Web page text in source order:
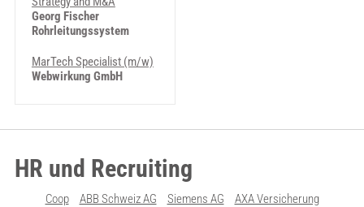
Georg Fischer
Rohrleitungssystem
MarTech Specialist (m/w)
Webwirkung GmbH
HR und Recruiting
Coop ABB Schweiz AG Siemens AG
AXA Versicherung